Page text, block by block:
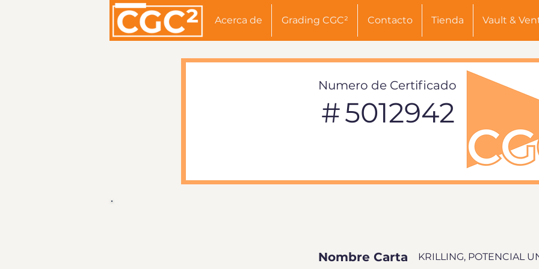
Acerca de Grading CGC² Contacto Tienda Vault &
5012942
Numero de Certificado
#
Nombre Carta
KRILLING, POTENCIAL